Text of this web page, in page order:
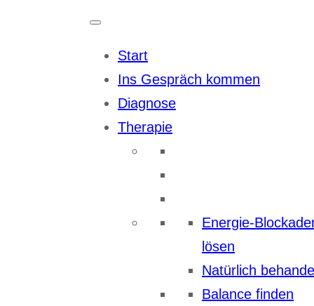
Start
Ins Gespräch kommen
Diagnose
Therapie
Energie-
lösen
Natürlich
Balance finden